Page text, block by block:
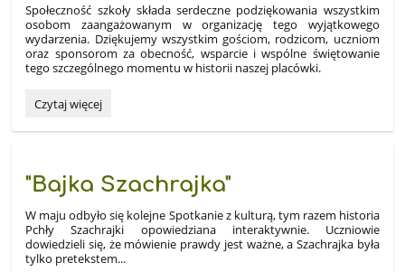
Społeczność szkoły składa serdeczne podziękowania wszystkim
osobom zaangażowanym w organizację tego wyjątkowego
wydarzenia. Dziękujemy wszystkim gościom, rodzicom, uczniom
oraz sponsorom za obecność, wsparcie i wspólne świętowanie
tego szczególnego momentu w historii naszej placówki.
Uroczyste
Szkoły
Kornela
Makuszyńskiego
w
Ostrowążu:
Czytaj więcej
"Bajka Szachrajka"
W maju odbyło się kolejne Spotkanie z kulturą, tym razem historia
Pchły Szachrajki opowiedziana interaktywnie. Uczniowie
dowiedzieli się, że mówienie prawdy jest ważne, a Szachrajka była
tylko pretekstem...